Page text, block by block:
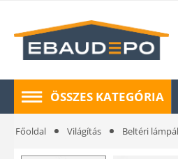
ÖSSZES KATEGÓRIA
Főoldal Világítás Beltéri